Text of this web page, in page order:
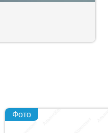
Фото